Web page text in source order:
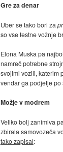
Gre za denar
Uber se tako bori za
so vse testne vožnje
Elona Muska pa
namreč potrebne
svojimi vozili, katerim
vendar ga podjetje
Možje v modrem
Veliko bolj zanimiva
zbirala samovozeča
tako zapisal: